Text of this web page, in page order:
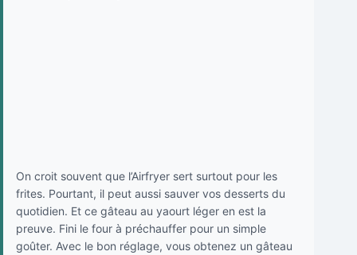
On croit souvent que l’Airfryer sert surtout pour les
frites. Pourtant, il peut aussi sauver vos desserts du
quotidien. Et ce gâteau au yaourt léger en est la
preuve. Fini le four à préchauffer pour un simple
goûter. Avec le bon réglage, vous obtenez un gâteau